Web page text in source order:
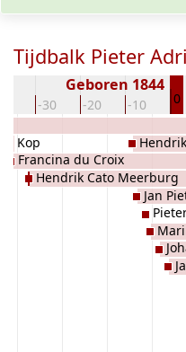
Tijdbalk Pieter
-30 -20 -10 0
Geboren 1844
Kop
Francina du Croix
Hendrik Cato Meerburg
Jan